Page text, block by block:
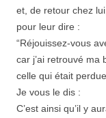
et, de retour chez
pour leur dire :
“Réjouissez-vous
car j’ai retrouvé ma
celle qui était
Je vous le dis :
C’est ainsi qu’il y